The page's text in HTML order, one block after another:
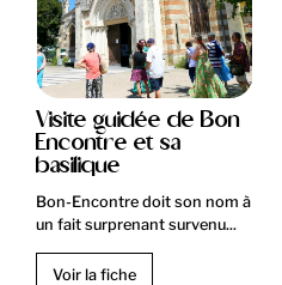
Visite guidée de Bon
Encontre et sa
basilique
Bon-Encontre doit son nom à
un fait surprenant survenu...
Voir la fiche